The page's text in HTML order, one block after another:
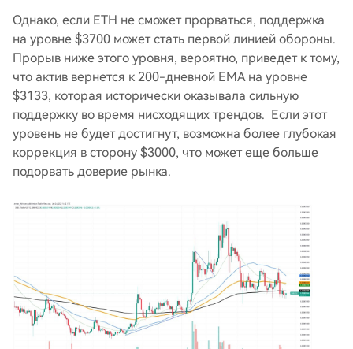
Однако, если ETH не сможет прорваться, поддержка
на уровне $3700 может стать первой линией обороны.
Прорыв ниже этого уровня, вероятно, приведет к тому,
что актив вернется к 200-дневной EMA на уровне
$3133, которая исторически оказывала сильную
поддержку во время нисходящих трендов. Если этот
уровень не будет достигнут, возможна более глубокая
коррекция в сторону $3000, что может еще больше
подорвать доверие рынка.